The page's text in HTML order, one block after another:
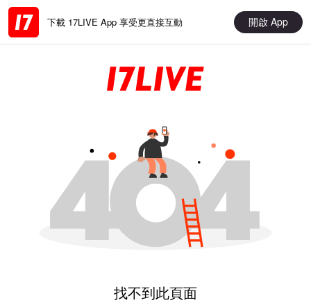
下載 17LIVE App 享受更直接互動 開啟 App
找不到此頁面